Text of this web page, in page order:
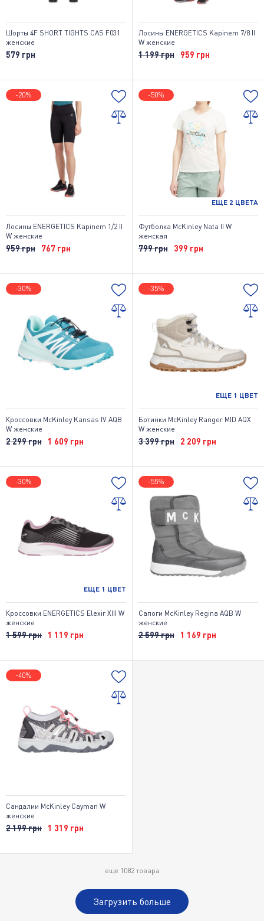
Шорты 4F SHORT TIGHTS CAS F031
женские
579 грн
Лосины ENERGETICS Kapinem 7/8 II
W женские
1 199 грн 959 грн
-20%
Лосины ENERGETICS Kapinem 1/2 II
W женские
959 грн 767 грн
-50%
ЕЩЕ 2 ЦВЕТА
Футболка McKinley Nata II W
женская
799 грн 399 грн
-30%
Кроссовки McKinley Kansas IV AQB
W женские
2 299 грн 1 609 грн
-35%
ЕЩЕ 1 ЦВЕТ
Ботинки McKinley Ranger MID AQX
W женские
3 399 грн 2 209 грн
-30%
ЕЩЕ 1 ЦВЕТ
Кроссовки ENERGETICS Elexir XIII W
женские
1 599 грн 1 119 грн
-55%
Сапоги McKinley Regina AQB W
женские
2 599 грн 1 169 грн
-40%
Сандалии McKinley Cayman W
женские
2 199 грн 1 319 грн
еще 1082 товара
Загрузить больше